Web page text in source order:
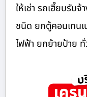
ให้เช่า รถเฮี๊ยบรับ
ชนิด ยกตู้คอนเทน
ไฟฟ้า ยกย้ายป้าย